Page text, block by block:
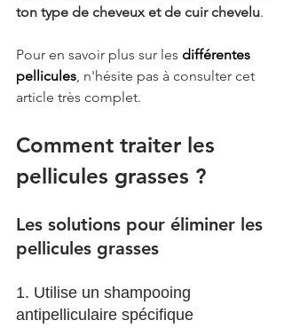
ton type de cheveux et de cuir chevelu.
Pour en savoir plus sur les différentes
pellicules , n'hésite pas à consulter cet
article très complet.
Comment traiter les
pellicules grasses ?
Les solutions pour éliminer les
pellicules grasses
1. Utilise un shampooing
antipelliculaire spécifique